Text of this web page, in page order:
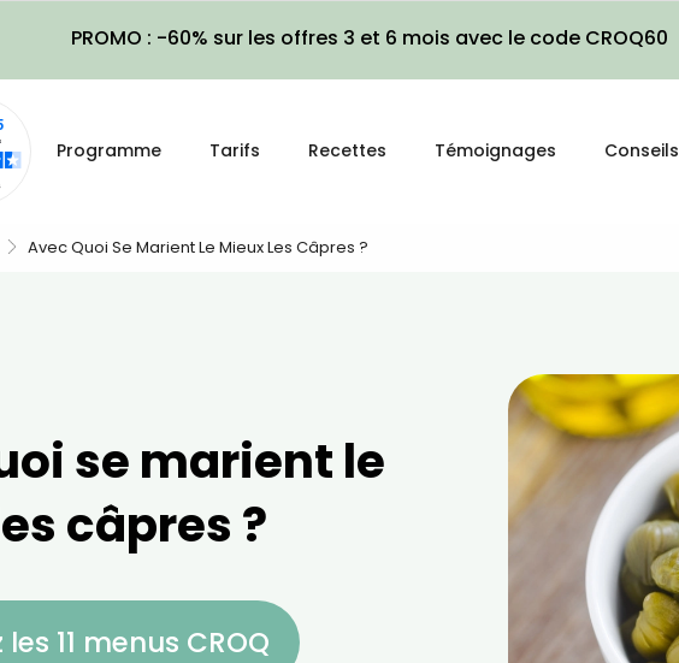
PROMO : -60% sur les offres 3 et 6 mois avec le code CROQ60
Programme Tarifs Recettes Témoignages Conseils
Avec Quoi Se Marient Le Mieux Les Câpres ?
se marient le
câpres ?
11 menus CROQ